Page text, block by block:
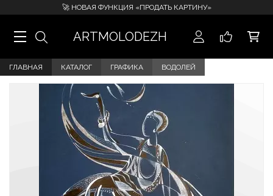
🚀 НОВАЯ ФУНКЦИЯ «ПРОДАТЬ КАРТИНУ»
ARTMOLODEZH
ГЛАВНАЯ КАТАЛОГ ГРАФИКА ВОДОЛЕЙ